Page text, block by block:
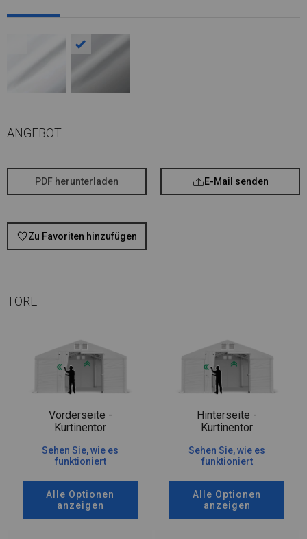
ANGEBOT
PDF herunterladen E-Mail senden
Zu Favoriten hinzufügen
TORE
Vorderseite -
Kurtinentor
Sehen Sie, wie es
funktioniert
Alle Optionen
anzeigen
Hinterseite -
Kurtinentor
Sehen Sie, wie es
funktioniert
Alle Optionen
anzeigen